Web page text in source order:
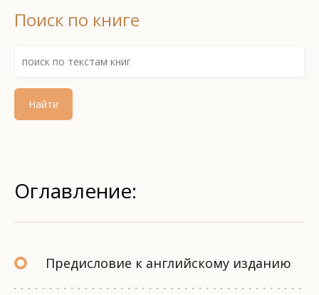
Поиск по книге
Найти
Оглавление:
Предисловие к английскому изданию